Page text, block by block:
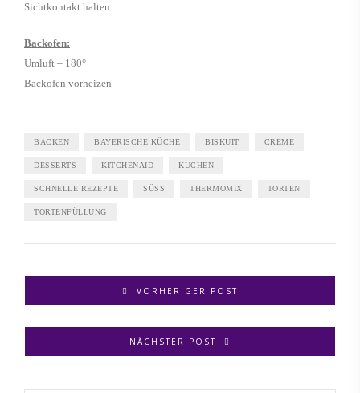
Sichtkontakt halten
Backofen:
Umluft – 180°
Backofen vorheizen
BACKEN BAYERISCHE KÜCHE BISKUIT CREME
DESSERTS KITCHENAID KUCHEN
SCHNELLE REZEPTE SÜSS THERMOMIX TORTEN
TORTENFÜLLUNG
VORHERIGER POST
NÄCHSTER POST